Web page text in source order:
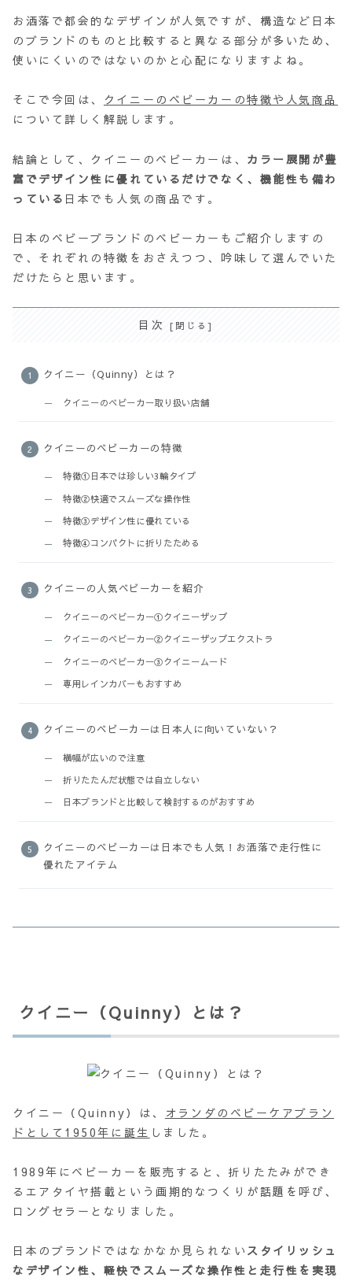
お洒落で都会的なデザインが人気ですが、構造など日本
のブランドのものと比較すると異なる部分が多いため、
使いにくいのではないのかと心配になりますよね。
そこで今回は、
クイニーのベビーカーの特徴や人気商品
について詳しく解説します。
結論として、クイニーのベビーカーは、 カラー展開が豊
富でデザイン性に優れているだけでなく、機能性も備わ
っている 日本でも人気の商品です。
日本のベビーブランドのベビーカーもご紹介しますの
で、それぞれの特徴をおさえつつ、吟味して選んでいた
だけたらと思います。
目次
クイニー（Quinny）とは？
クイニーのベビーカー取り扱い店舗
クイニーのベビーカーの特徴
特徴①日本では珍しい3輪タイプ
特徴②快適でスムーズな操作性
特徴③デザイン性に優れている
特徴④コンパクトに折りたためる
クイニーの人気ベビーカーを紹介
クイニーのベビーカー①クイニーザップ
クイニーのベビーカー②クイニーザップエクストラ
クイニーのベビーカー③クイニームード
専用レインカバーもおすすめ
クイニーのベビーカーは日本人に向いていない？
横幅が広いので注意
折りたたんだ状態では自立しない
日本ブランドと比較して検討するのがおすすめ
クイニーのベビーカーは日本でも人気！お洒落で走行性に
優れたアイテム
クイニー（Quinny）とは？
クイニー（Quinny）は、
オランダのベビーケアブラン
ドとして1950年に誕生 しました。
1989年にベビーカーを販売すると、折りたたみができ
るエアタイヤ搭載という画期的なつくりが話題を呼び、
ロングセラーとなりました。
日本のブランドではなかなか見られない スタイリッシュ
なデザイン性、軽快でスムーズな操作性と走行性を実現